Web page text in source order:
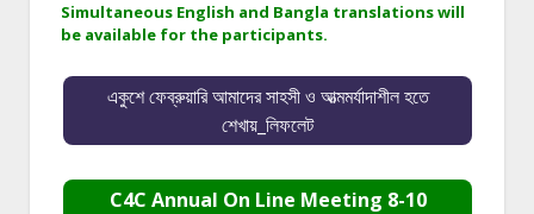
Simultaneous English and Bangla translations will
be available for the participants.
একুশে ফেব্রুয়ারি আমাদের সাহসী ও আত্মমর্যাদাশীল হতে
শেখায়_লিফলেট
C4C Annual On Line Meeting 8-10